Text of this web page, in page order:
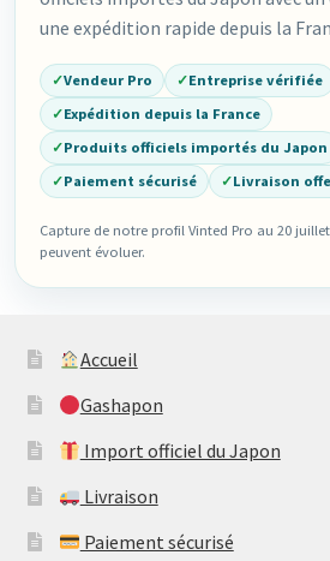
une expédition rapide depuis la
✓Vendeur Pro ✓Entreprise vérifiée
✓Expédition depuis la France
✓Produits officiels importés du Japon
✓Paiement sécurisé ✓Livraison
Capture de notre profil Vinted Pro au 20
peuvent évoluer.
Accueil
Gashapon
Import officiel du Japon
Livraison
Paiement sécurisé